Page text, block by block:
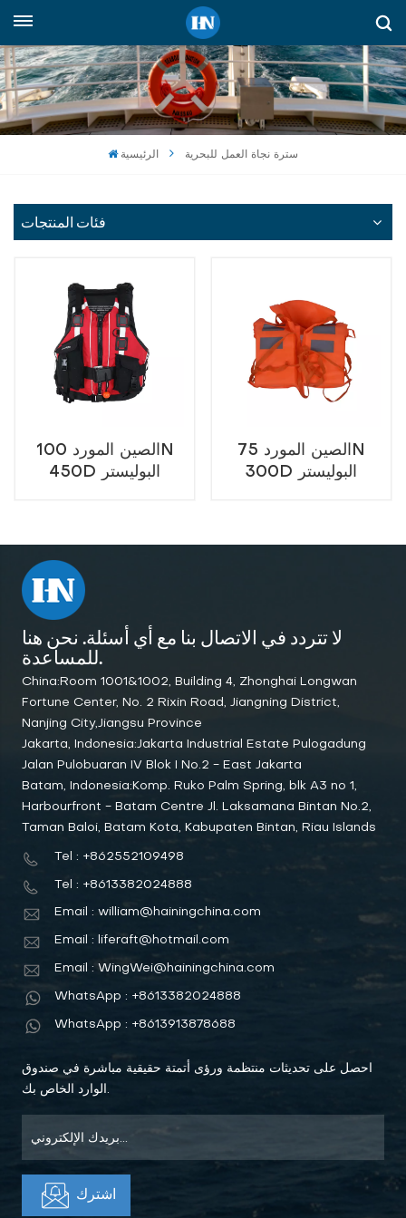
العربية
English
русский
الرئيسية سترة نجاة العمل للبحرية
فئات المنتجات
الصين المورد 100N
450D البوليستر
الصين المورد 75N
300D البوليستر
لا تتردد في الاتصال بنا مع أي أسئلة. نحن هنا
للمساعدة.
China:Room 1001&1002, Building 4, Zhonghai Longwan
Fortune Center, No. 2 Rixin Road, Jiangning District,
Nanjing City,Jiangsu Province
Jakarta, Indonesia:Jakarta Industrial Estate Pulogadung
Jalan Pulobuaran IV Blok I No.2 - East Jakarta
Batam, Indonesia:Komp. Ruko Palm Spring, blk A3 no 1,
Harbourfront - Batam Centre Jl. Laksamana Bintan No.2,
Taman Baloi, Batam Kota, Kabupaten Bintan, Riau Islands
Tel : +862552109498
Tel : +8613382024888
Email : william@hainingchina.com
Email : liferaft@hotmail.com
Email : WingWei@hainingchina.com
WhatsApp : +8613382024888
WhatsApp : +8613913878688
احصل على تحديثات منتظمة ورؤى أتمتة حقيقية مباشرة في صندوق
الوارد الخاص بك.